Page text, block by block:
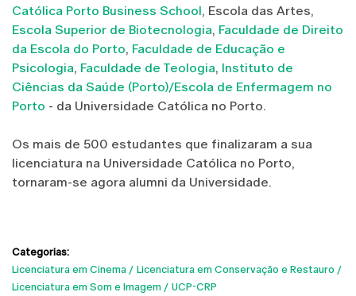
Católica Porto Business School, Escola das Artes,
Escola Superior de Biotecnologia, Faculdade de Direito
da Escola do Porto, Faculdade de Educação e
Psicologia, Faculdade de Teologia, Instituto de
Ciências da Saúde (Porto)/Escola de Enfermagem no
Porto - da Universidade Católica no Porto.
Os mais de 500 estudantes que finalizaram a sua
licenciatura na Universidade Católica no Porto,
tornaram-se agora alumni da Universidade.
Categorias:
Licenciatura em Cinema
Licenciatura em Conservação e Restauro
Licenciatura em Som e Imagem
UCP-CRP